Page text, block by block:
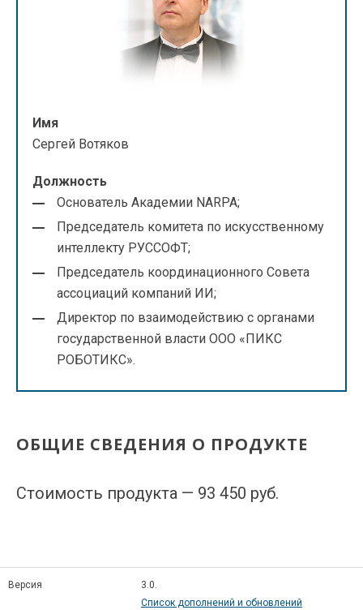
Имя
Сергей Вотяков
Должность
Основатель Академии NARPA;
Председатель комитета по искусственному
интеллекту РУССОФТ;
Председатель координационного Совета
ассоциаций компаний ИИ;
Директор по взаимодействию с органами
государственной власти ООО «ПИКС
РОБОТИКС».
ОБЩИЕ СВЕДЕНИЯ О ПРОДУКТЕ
Стоимость продукта — 93 450 руб.
Версия
3.0.
Список дополнений и обновлений